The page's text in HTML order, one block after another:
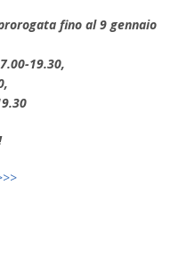
fino al 9 gennaio
19.30,